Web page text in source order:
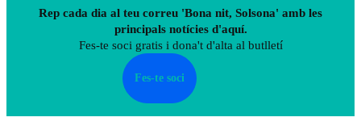
Rep cada dia al teu correu 'Bona nit, Solsona' amb les
principals notícies d'aquí.
Fes-te soci gratis i dona't d'alta al butlletí
Fes-te soci